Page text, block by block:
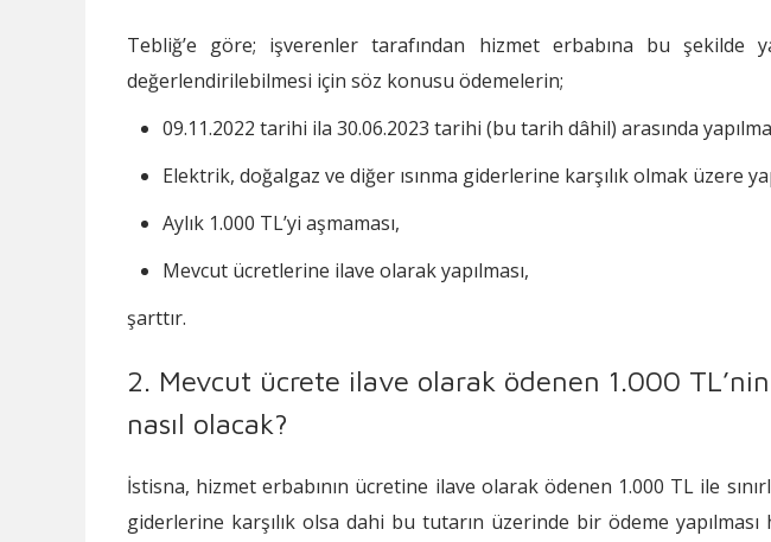
Tebliğ’e göre; işverenler tarafından hizmet erbabına bu şekilde
değerlendirilebilmesi için söz konusu ödemelerin;
09.11.2022 tarihi ila 30.06.2023 tarihi (bu tarih dâhil) arasında
Elektrik, doğalgaz ve diğer ısınma giderlerine karşılık olmak üzere
Aylık 1.000 TL’yi aşmaması,
Mevcut ücretlerine ilave olarak yapılması,
şarttır.
2. Mevcut ücrete ilave olarak ödenen 1.000
nasıl olacak?
İstisna, hizmet erbabının ücretine ilave olarak ödenen 1.000 TL ile
giderlerine karşılık olsa dahi bu tutarın üzerinde bir ödeme